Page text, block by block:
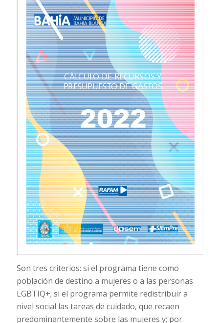
Son tres criterios: si el programa tiene como
población de destino a mujeres o a las personas
LGBTIQ+; si el programa permite redistribuir a
nivel social las tareas de cuidado, que recaen
predominantemente sobre las mujeres y; por